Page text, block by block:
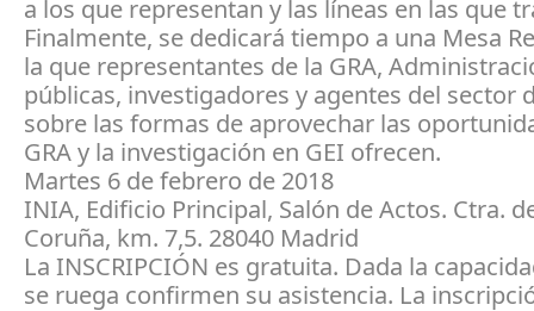
a los que representan y las líneas en las que
Finalmente, se dedicará tiempo a una Mesa
la que representantes de la GRA,
públicas, investigadores y agentes del sector
sobre las formas de aprovechar las
GRA y la investigación en GEI ofrecen.
Martes 6 de febrero de 2018
INIA, Edificio Principal, Salón de Actos. Ctra.
Coruña, km. 7,5. 28040 Madrid
La INSCRIPCIÓN es gratuita. Dada la
se ruega confirmen su asistencia. La